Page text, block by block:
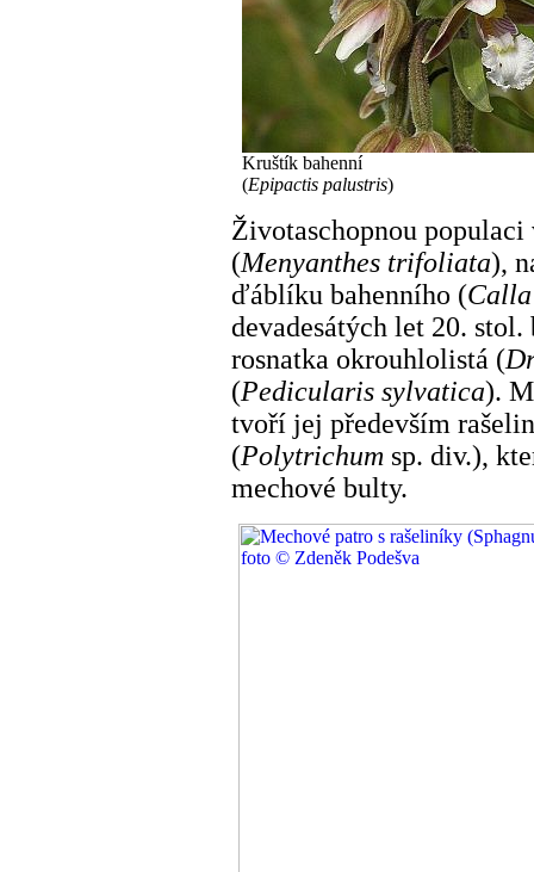
Kruštík bahenní
(Epipactis palustris)
Životaschopnou
(Menyanthes trifoliata),
ďáblíku bahenního (
devadesátých let 20.
rosnatka okrouhlolistá (
(Pedicularis sylvatica).
tvoří jej především
(Polytrichum sp. div.),
mechové bulty.